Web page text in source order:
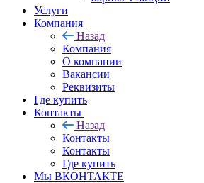
Услуги
Компания
Назад
Компания
О компании
Вакансии
Реквизиты
Где купить
Контакты
Назад
Контакты
Контакты
Где купить
Мы ВКОНТАКТЕ